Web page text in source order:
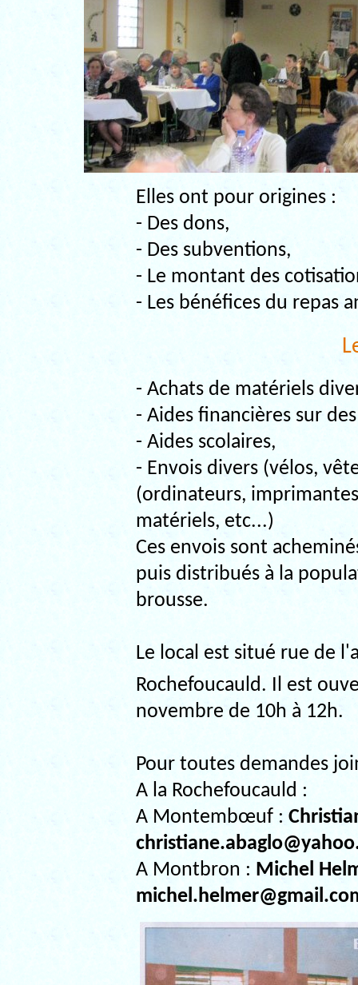
Elles ont pour origines :
- Des dons,
- Des subventions,
- Le montant des
- Les bénéfices du repas
- Achats de matériels
- Aides financières sur
- Aides scolaires,
- Envois divers (vélos,
(ordinateurs,
matériels, etc...)
Ces envois sont
puis distribués à la
brousse.
Le local est situé rue de
Rochefoucauld. Il est
novembre de 10h à 12h.
Pour toutes demandes
A la Rochefoucauld :
A Montembœuf :
A Montbron : Michel